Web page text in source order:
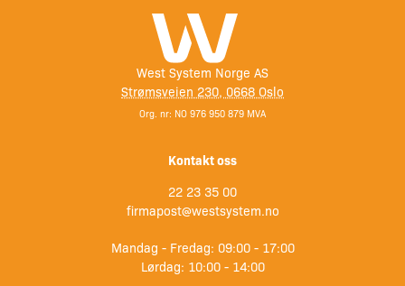
West System Norge AS
Strømsveien 230, 0668 Oslo
Org. nr: NO 976 950 879 MVA
Kontakt oss
22 23 35 00
firmapost@westsystem.no
Mandag - Fredag: 09:00 - 17:00
Lørdag: 10:00 - 14:00